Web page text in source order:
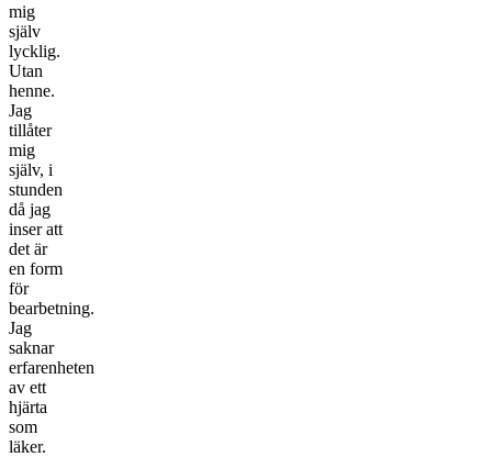
mig
själv
lycklig.
Utan
henne.
Jag
tillåter
mig
själv, i
stunden
då jag
inser att
det är
en form
för
bearbetning.
Jag
saknar
erfarenheten
av ett
hjärta
som
läker.